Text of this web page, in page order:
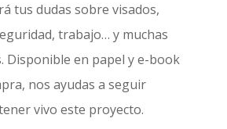
tus dudas sobre visados,
trabajo… y muchas
Disponible en papel y e-book
nos ayudas a seguir
vivo este proyecto.